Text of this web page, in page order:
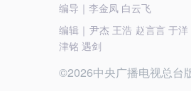
编导｜李金凤 白云飞
编辑｜尹杰 王浩 赵言言 于
津铭 遇剑
©2026中央广播电视总台